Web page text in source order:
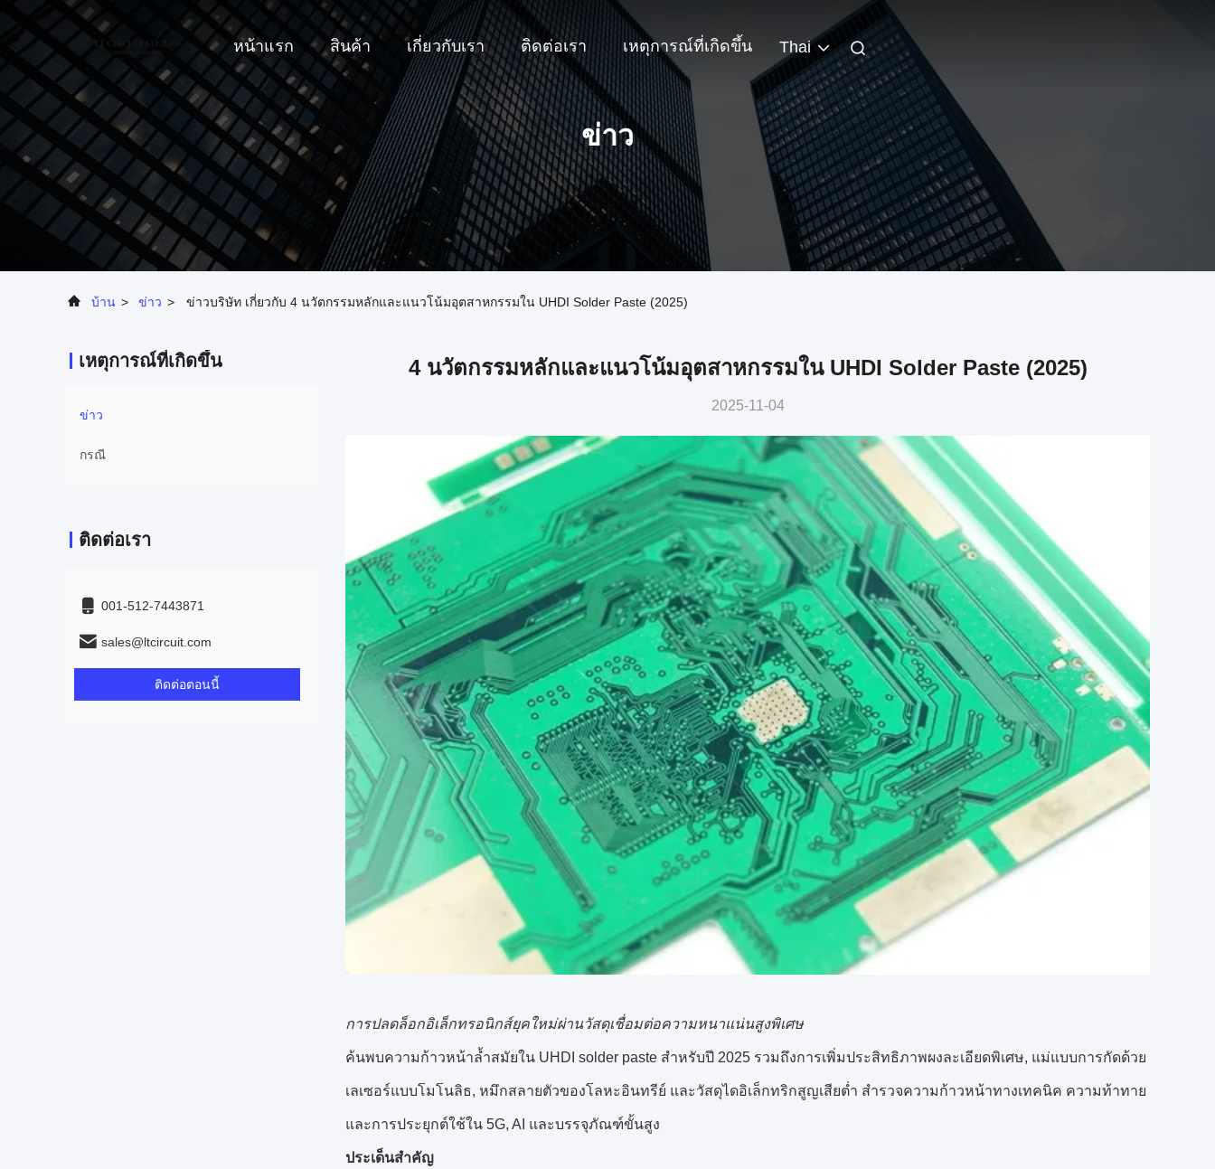
หน้าแรก สินค้า เกี่ยวกับเรา ติดต่อเรา เหตุการณ์ที่เกิดขึ้น Thai
ข่าว
บ้าน > ข่าว > ข่าวบริษัท เกี่ยวกับ 4 นวัตกรรมหลักและแนวโน้มอุตสาหกรรมใน UHDI Solder Paste (2025)
เหตุการณ์ที่เกิดขึ้น
ข่าว
กรณี
ติดต่อเรา
001-512-7443871
sales@ltcircuit.com
ติดต่อตอนนี้
4 นวัตกรรมหลักและแนวโน้มอุตสาหกรรมใน UHDI Solder Paste (2025)
2025-11-04
การปลดล็อกอิเล็กทรอนิกส์ยุคใหม่ผ่านวัสดุเชื่อมต่อความหนาแน่นสูงพิเศษ
ค้นพบความก้าวหน้าล้ำสมัยใน UHDI solder paste สำหรับปี 2025 รวมถึงการเพิ่มประสิทธิภาพผงละเอียดพิเศษ, แม่แบบการกัดด้วย
เลเซอร์แบบโมโนลิธ, หมึกสลายตัวของโลหะอินทรีย์ และวัสดุไดอิเล็กทริกสูญเสียต่ำ สำรวจความก้าวหน้าทางเทคนิค ความท้าทาย
และการประยุกต์ใช้ใน 5G, AI และบรรจุภัณฑ์ขั้นสูง
ประเด็นสำคัญ